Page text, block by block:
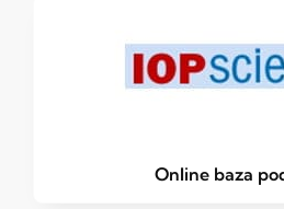
Online baza